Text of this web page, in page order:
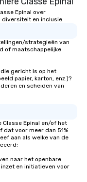
Epinal over
diversiteit en inclusie.
strategieën van
of maatschappelijke
gericht is op het
papier, karton, enz.)?
en scheiden van
Classe Epinal en/of het
voor meer dan 51%
aan als welke van de
naar het openbare
en initiatieven voor